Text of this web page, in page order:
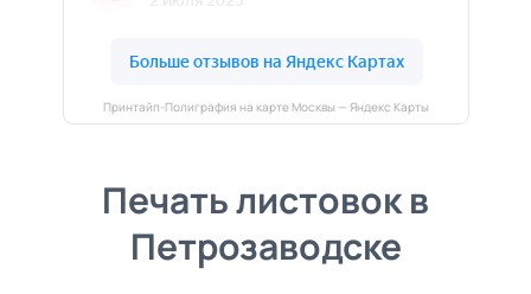
Принтайп-Полиграфия на карте Москвы — Яндекс Карты
Печать листовок в
Петрозаводске